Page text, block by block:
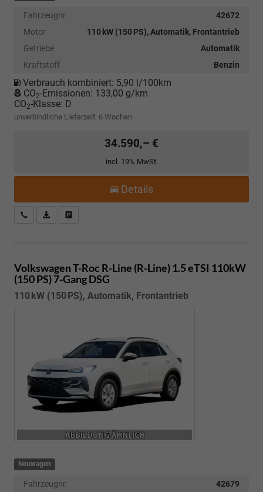
Fahrzeugnr.
42672
Motor
110 kW (150 PS), Automatik, Frontantrieb
Getriebe
Automatik
Kraftstoff
Benzin
Verbrauch kombiniert: 5,90 l/100km
CO2-Emissionen: 133,00 g/km
CO2-Klasse: D
unverbindliche Lieferzeit: 6 Wochen
34.590,– €
incl. 19% MwSt.
Details
Kostenloser Rückruf-Service
PDF-Datei, Fahrzeugexposé drucken
Volkswagen T-Roc R-Line (R-Line) 1.5 eTSI 110kW
(150 PS) 7-Gang DSG
110 kW (150 PS), Automatik, Frontantrieb
Neuwagen
Fahrzeugnr.
42679